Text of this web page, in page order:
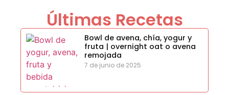
Últimas Recetas
Bowl de avena, chía, yogur y
fruta | overnight oat o avena
remojada
7 de junio de 2025